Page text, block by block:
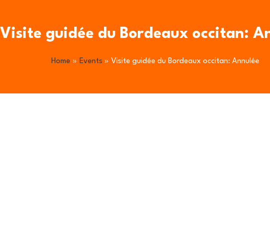
Visite guidée du Bordeaux occitan:
Home Events Visite guidée du Bordeaux occitan: Annulée